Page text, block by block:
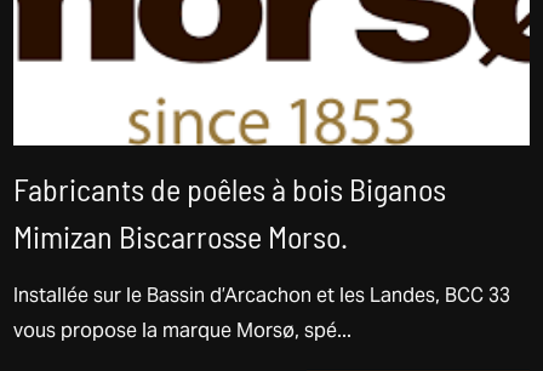
Fabricants de poêles à bois Biganos
Mimizan Biscarrosse Morso.
Installée sur le Bassin d’Arcachon et les Landes, BCC 33
vous propose la marque Morsø, spé...